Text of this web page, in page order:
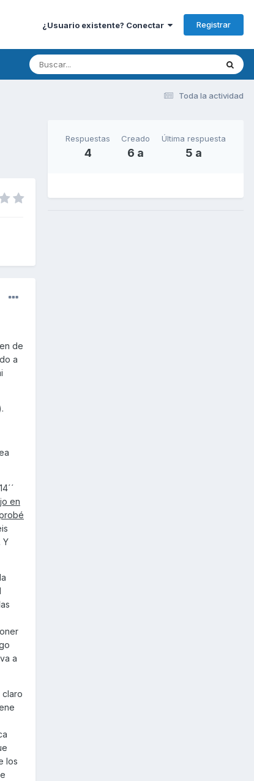
¿Usuario existente? Conectar Registrar
Toda la actividad
de
a
en
Y
a
claro
los
Respuestas
4
Creado
6 a
Última respuesta
5 a